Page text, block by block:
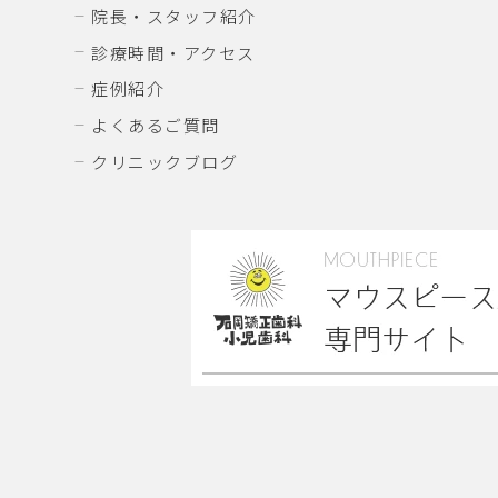
院長・スタッフ紹介
診療時間・アクセス
症例紹介
よくあるご質問
クリニックブログ